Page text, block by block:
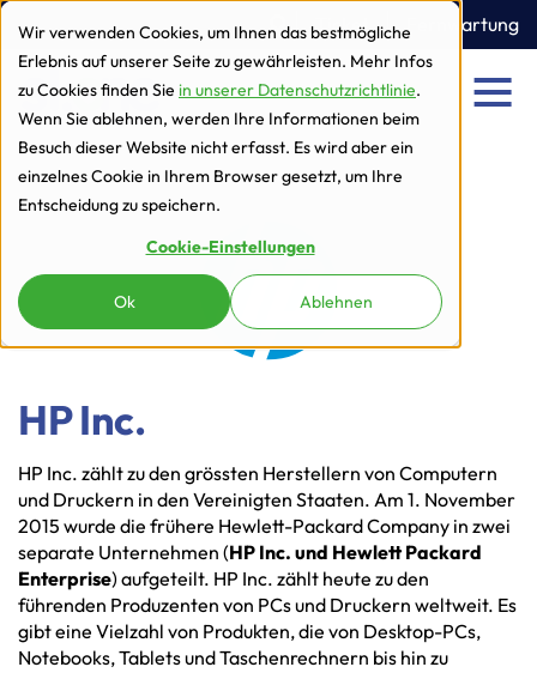
Wir verwenden Cookies, um Ihnen das bestmögliche
Erlebnis auf unserer Seite zu gewährleisten. Mehr Infos
zu Cookies finden Sie in unserer Datenschutzrichtlinie.
Wenn Sie ablehnen, werden Ihre Informationen beim
Besuch dieser Website nicht erfasst. Es wird aber ein
einzelnes Cookie in Ihrem Browser gesetzt, um Ihre
Entscheidung zu speichern.
Cookie-Einstellungen
Ok Ablehnen
zur Navigation
zum Inhalt
Ticket Fernwartung
Menu
HP Inc.
HP Inc. zählt zu den grössten Herstellern von Computern
und Druckern in den Vereinigten Staaten. Am 1. November
2015 wurde die frühere Hewlett-Packard Company in zwei
separate Unternehmen (HP Inc. und Hewlett Packard
Enterprise) aufgeteilt. HP Inc. zählt heute zu den
führenden Produzenten von PCs und Druckern weltweit. Es
gibt eine Vielzahl von Produkten, die von Desktop-PCs,
Notebooks, Tablets und Taschenrechnern bis hin zu